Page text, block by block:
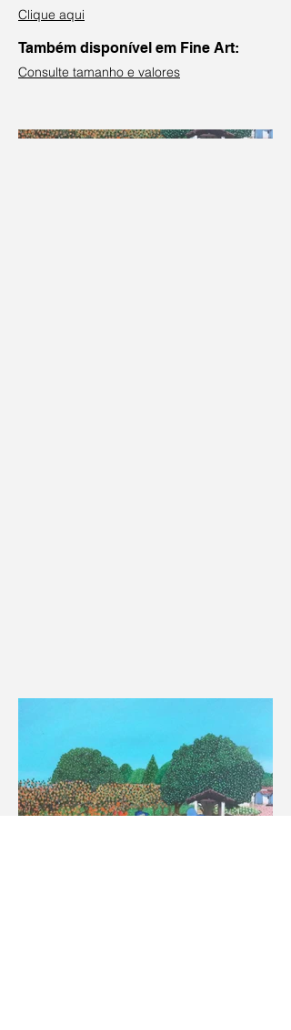
Clique aqui
Também disponível em Fine Art:
Consulte tamanho e valores